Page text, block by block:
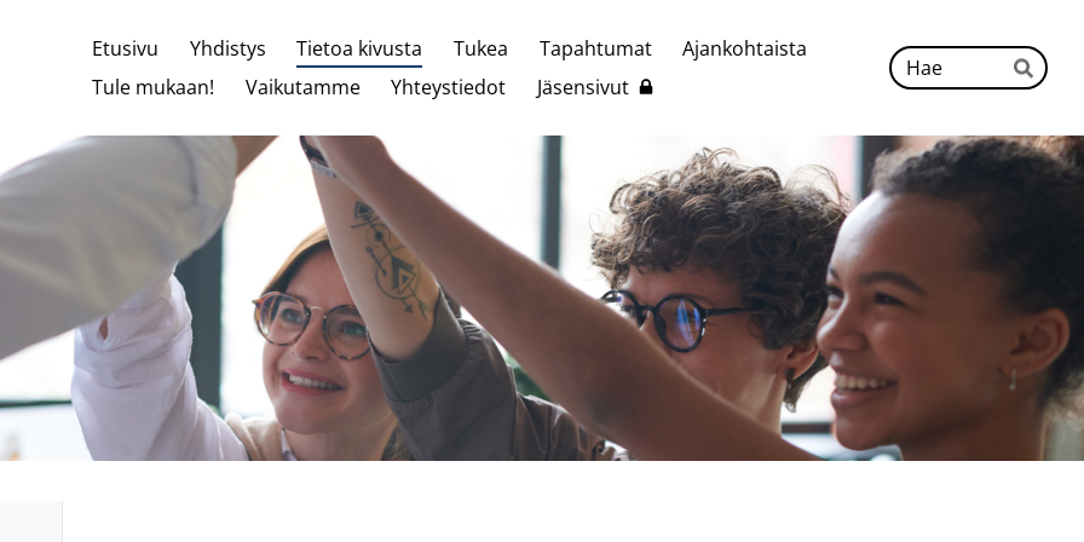
Etusivu Yhdistys Tietoa kivusta Tukea Tapahtumat
Ajankohtaista
Tule mukaan!
Vaikutamme Yhteystiedot Jäsensivut Hae